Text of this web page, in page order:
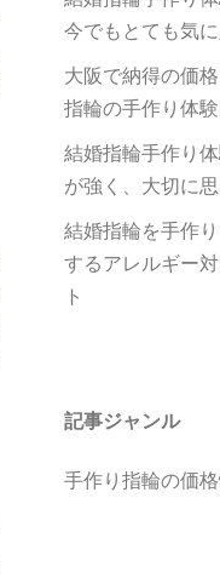
今でもとても気に
大阪で納得の価
指輪の手作り体
結婚指輪手作り
が強く、大切に
結婚指輪を手作
するアレルギー
ト
記事ジャンル
手作り指輪の価